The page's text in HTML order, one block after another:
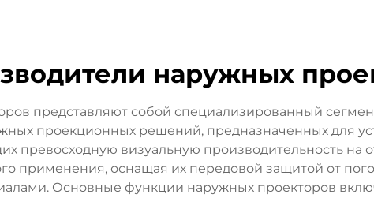
наружных
представляют собой специализированный
проекционных решений, предназначенных для
визуальную производительность на
применения, оснащая их передовой защитой от
Основные функции наружных проекторов